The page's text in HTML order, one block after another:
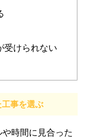
受けられない
事を選ぶ
時間に見合った